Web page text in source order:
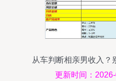
从车判断相亲男收入？
更新时间：